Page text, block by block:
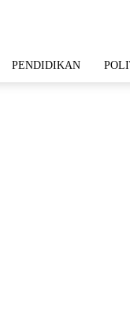
PENDIDIKAN